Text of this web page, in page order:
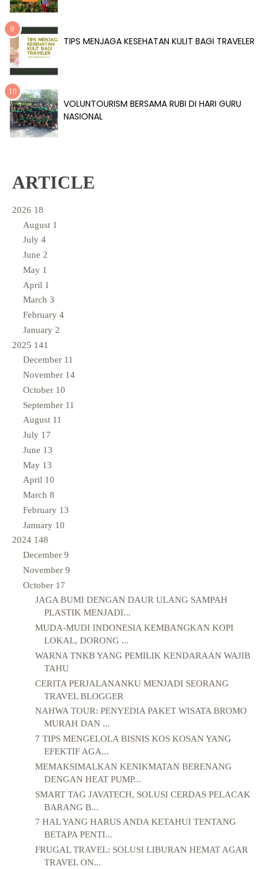
TIPS MENJAGA KESEHATAN KULIT BAGI TRAVELER
VOLUNTOURISM BERSAMA RUBI DI HARI GURU
NASIONAL
ARTICLE
2026 18
August 1
July 4
June 2
May 1
April 1
March 3
February 4
January 2
2025 141
December 11
November 14
October 10
September 11
August 11
July 17
June 13
May 13
April 10
March 8
February 13
January 10
2024 148
December 9
November 9
October 17
JAGA BUMI DENGAN DAUR ULANG SAMPAH
PLASTIK MENJADI...
MUDA-MUDI INDONESIA KEMBANGKAN KOPI
LOKAL, DORONG ...
WARNA TNKB YANG PEMILIK KENDARAAN WAJIB
TAHU
CERITA PERJALANANKU MENJADI SEORANG
TRAVEL BLOGGER
NAHWA TOUR: PENYEDIA PAKET WISATA BROMO
MURAH DAN ...
7 TIPS MENGELOLA BISNIS KOS KOSAN YANG
EFEKTIF AGA...
MEMAKSIMALKAN KENIKMATAN BERENANG
DENGAN HEAT PUMP...
SMART TAG JAVATECH, SOLUSI CERDAS PELACAK
BARANG B...
7 HAL YANG HARUS ANDA KETAHUI TENTANG
BETAPA PENTI...
FRUGAL TRAVEL: SOLUSI LIBURAN HEMAT AGAR
TRAVEL ON...